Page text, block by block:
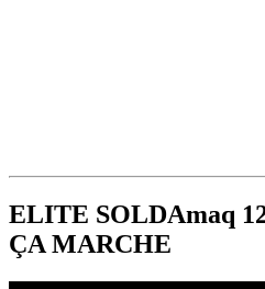
ELITE SOLDAmaq
ÇA MARCHE